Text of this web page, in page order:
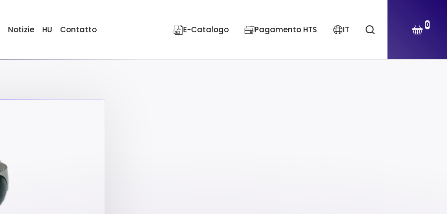
Notizie HU Contatto E-Catalogo Pagamento HTS IT 0